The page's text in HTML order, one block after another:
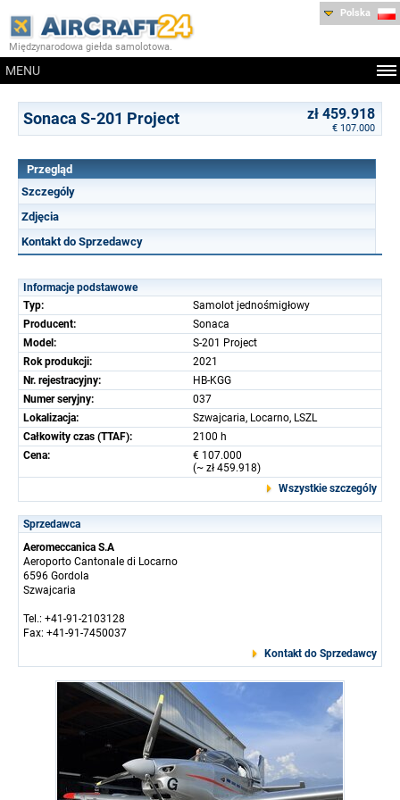
Międzynarodowa giełda samolotowa.
MENU
Polska
Sonaca S-201 Project zł 459.918
€ 107.000
Przegląd
Szczególy
Zdjęcia
Kontakt do Sprzedawcy
Informacje podstawowe
Typ:
Samolot jednośmigłowy
Producent:
Sonaca
Model:
S-201 Project
Rok produkcji:
2021
Nr. rejestracyjny:
HB-KGG
Numer seryjny:
037
Lokalizacja:
Szwajcaria, Locarno, LSZL
Całkowity czas (TTAF):
2100 h
Cena:
€ 107.000
(~ zł 459.918)
Wszystkie szczególy
Sprzedawca
Aeromeccanica S.A
Aeroporto Cantonale di Locarno
6596 Gordola
Szwajcaria
Tel.: +41-91-2103128
Fax: +41-91-7450037
Kontakt do Sprzedawcy